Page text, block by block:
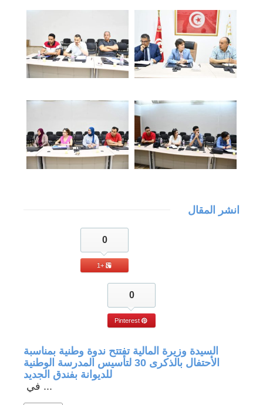
انشر المقال
0
+1
0
Pinterest
السيدة وزيرة المالية تفتتح ندوة وطنية بمناسبة
الأحتفال بالذكرى 30 لتأسيس المدرسة الوطنية
للديوانة بفندق الجديد
في ...